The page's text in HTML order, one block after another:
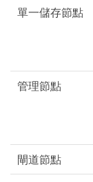
單一儲存節點
管理節點
閘道節點